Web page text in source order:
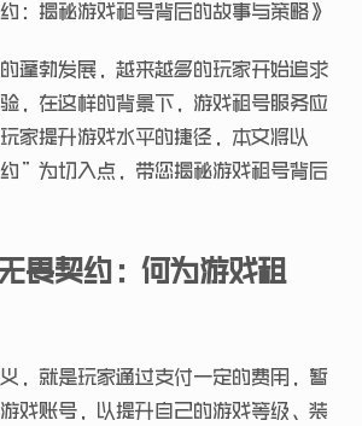
：揭秘游戏租号背后的故事与策略》
蓬勃发展，越来越多的玩家开始追求
，在这样的背景下，游戏租号服务应
家提升游戏水平的捷径，本文将以
”为切入点，带您揭秘游戏租号背后
畏契约：何为游戏租
，就是玩家通过支付一定的费用，暂
戏账号，以提升自己的游戏等级、装